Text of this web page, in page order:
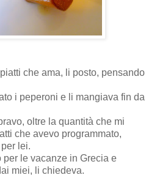
che ama, li posto, pensando
i peperoni e li mangiava fin da
oltre la quantità che mi
che avevo programmato,
lei.
le vacanze in Grecia e
miei, li chiedeva.